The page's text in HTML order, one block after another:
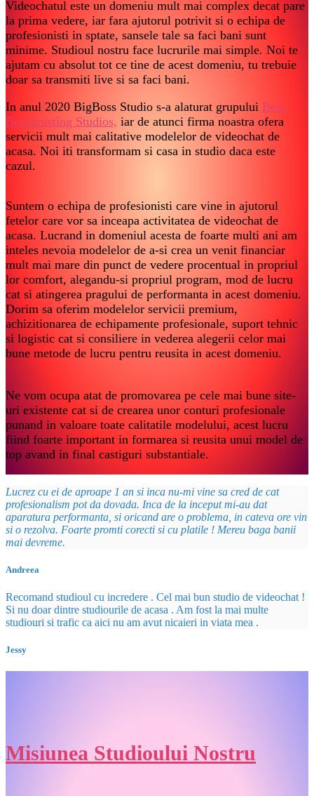
Videochatul este un domeniu mult mai complex decat pare
la prima vedere, iar fara ajutorul potrivit si o echipa de
profesionisti in sptate, sansele tale sa faci bani sunt
minime. Studioul nostru face lucrurile mai simple. Noi te
ajutam cu absolut tot ce tine de acest domeniu, tu trebuie
doar sa transmiti live si sa faci bani.
In anul 2020 BigBoss Studio s-a alaturat grupului Best
Broadcasting Studios, iar de atunci firma noastra ofera
servicii mult mai calitative modelelor de videochat de
acasa. Noi iti transformam si casa in studio daca este
cazul.
Suntem o echipa de profesionisti care vine in ajutorul
fetelor care vor sa inceapa activitatea de videochat de
acasa. Lucrand in domeniul acesta de foarte multi ani am
inteles nevoia modelelor de a-si crea un venit financiar
mult mai mare din punct de vedere procentual in propriul
lor comfort, alegandu-si propriul program, mod de lucru
cat si atingerea pragului de performanta in acest domeniu.
Dorim sa oferim modelelor servicii premium,
achizitionarea de echipamente profesionale, suport tehnic
si logistic cat si consiliere in vederea alegerii celor mai
bune metode de lucru pentru reusita in acest domeniu.
Ne vom ocupa atat de promovarea pe cele mai bune site-
uri existente cat si de crearea unor conturi profesionale
punand in valoare toate calitatile modelului, acest lucru
fiind foarte important in formarea si reusita unui model de
top avand in final castiguri substantiale.
Lucrez cu ei de aproape 1 an si inca nu-mi vine sa cred de cat
profesionalism pot da dovada. Inca de la inceput mi-au dat
aparatura performanta, si oricand are o problema, in cateva ore vin
si o rezolva. Foarte promti corecti si cu platile ! Mereu baga banii
mai devreme.
Andreea
Recomand studioul cu incredere . Cel mai bun studio de videochat !
Si nu doar dintre studiourile de acasa . Am fost la mai multe
studiouri si trafic ca aici nu am avut nicaieri in viata mea .
Jessy
Misiunea Studioului Nostru